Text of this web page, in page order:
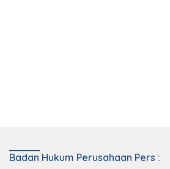
Badan Hukum Perusahaan Pers :